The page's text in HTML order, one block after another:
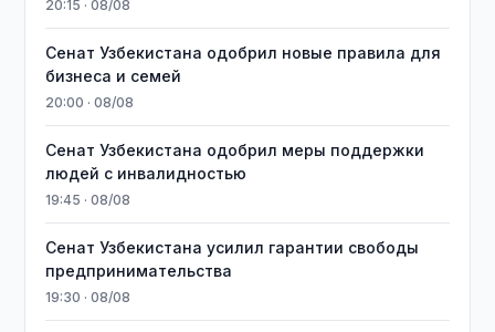
20:15 · 08/08
Сенат Узбекистана одобрил новые правила для
бизнеса и семей
20:00 · 08/08
Сенат Узбекистана одобрил меры поддержки
людей с инвалидностью
19:45 · 08/08
Сенат Узбекистана усилил гарантии свободы
предпринимательства
19:30 · 08/08